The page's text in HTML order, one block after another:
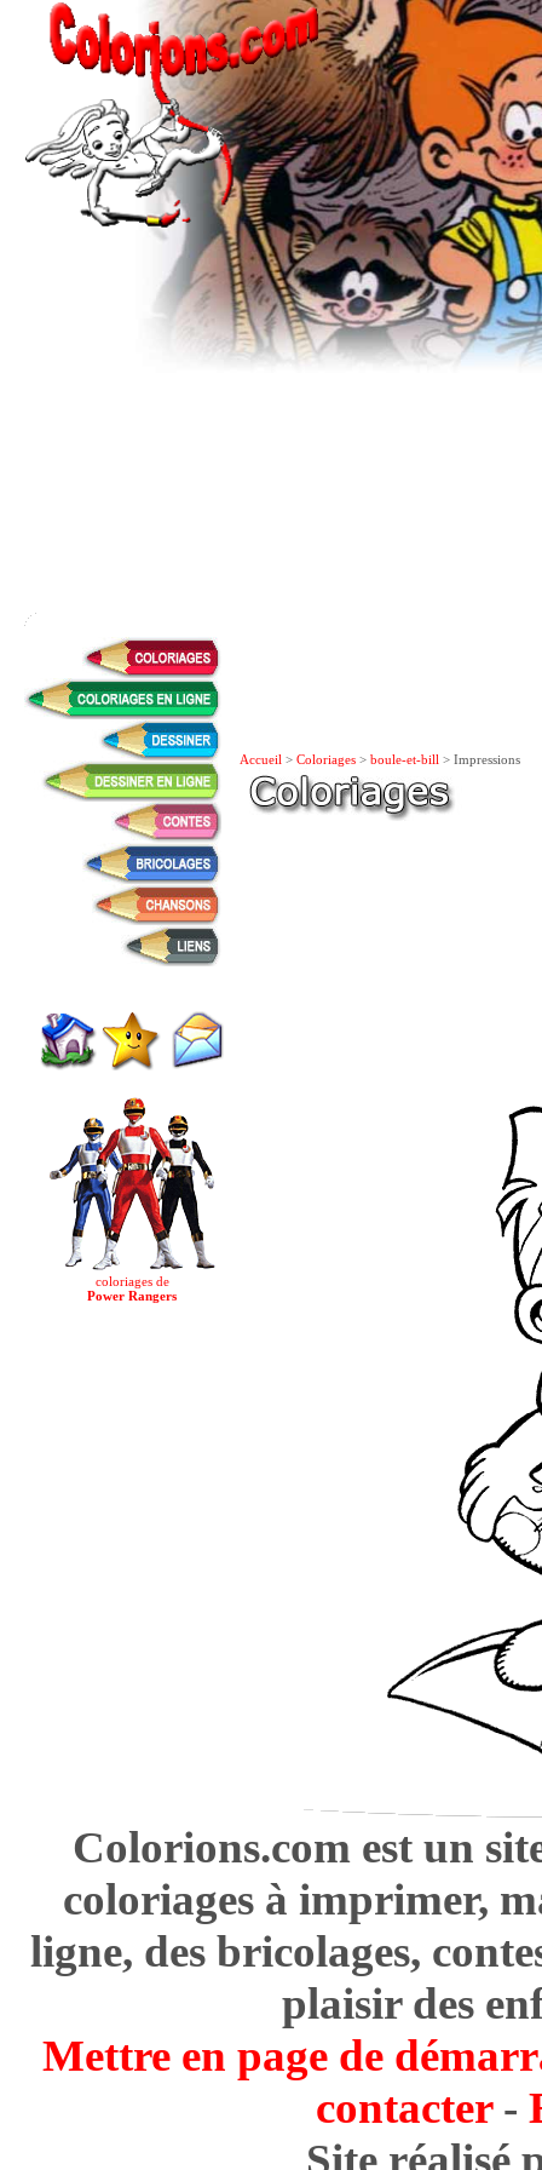
coloriages de
Power Rangers
Accueil > Coloriages > boule-et-bill > Impressions
Colorions.com est un
coloriages à imprimer,
ligne, des bricolages,
plaisir des
Mettre en page de
contacter-
Site réalisé